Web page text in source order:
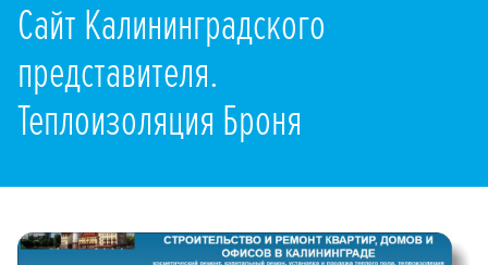
Сайт Калининградского
представителя.
Теплоизоляция Броня